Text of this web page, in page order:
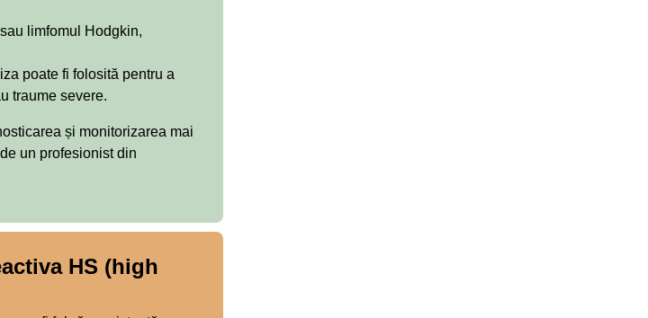
limfomul Hodgkin,
poate fi folosită pentru a
traume severe.
și monitorizarea mai
un profesionist din
HS (high